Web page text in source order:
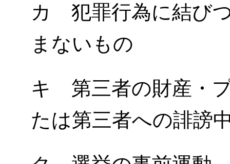
カ 犯罪行為に結び
まないもの
キ 第三者の財産・
たは第三者への誹謗